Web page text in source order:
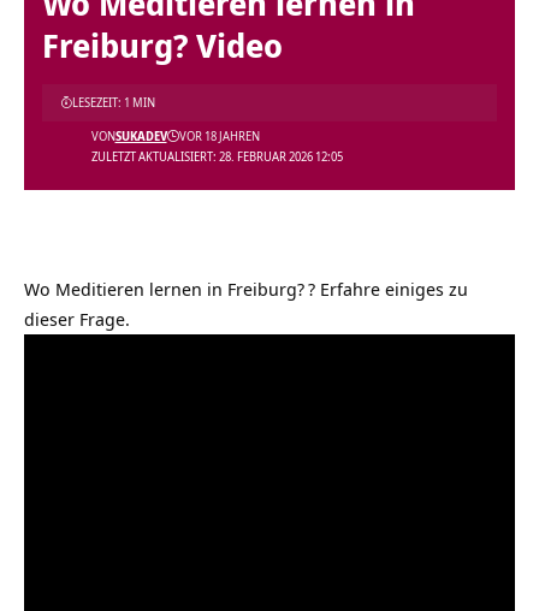
Freiburg? Video
ZULETZT AKTUALISIERT: 28. FEBRUAR 2026 12:05
VONSUKADEV VOR 18 JAHREN
LESEZEIT: 1 MIN
Wo Meditieren lernen in Freiburg?? Erfahre einiges zu
dieser Frage.